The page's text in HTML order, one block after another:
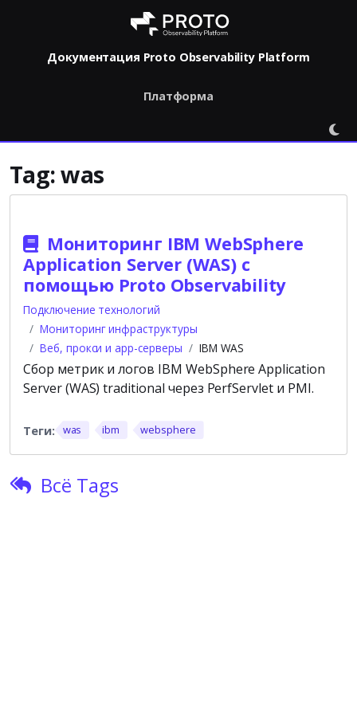
Документация Proto Observability Platform
Платформа
Tag:was
Мониторинг IBM WebSphere
Application Server (WAS) с
помощью Proto Observability
Подключение технологий
Мониторинг инфраструктуры
Веб, прокси и app-серверы
IBM WAS
Сбор метрик и логов IBM WebSphere Application
Server (WAS) traditional через PerfServlet и PMI.
was ibm websphere
Всё Tags